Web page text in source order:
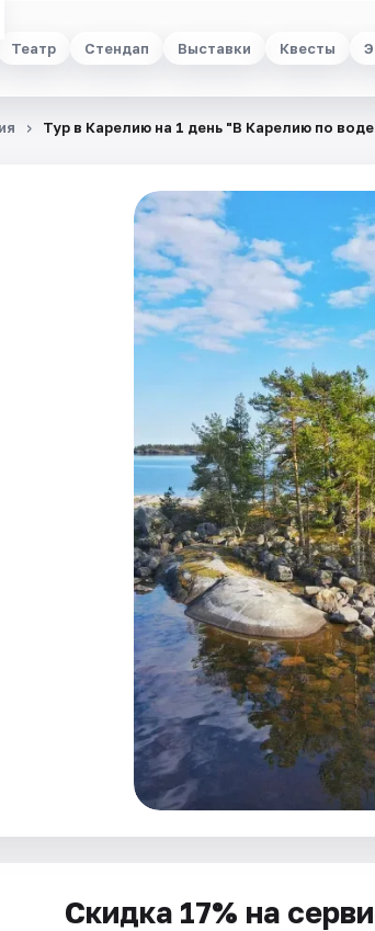
Театр Стендап Выставки Квесты
Тур в Карелию на 1 день "В Карелию по
Скидка 17% на